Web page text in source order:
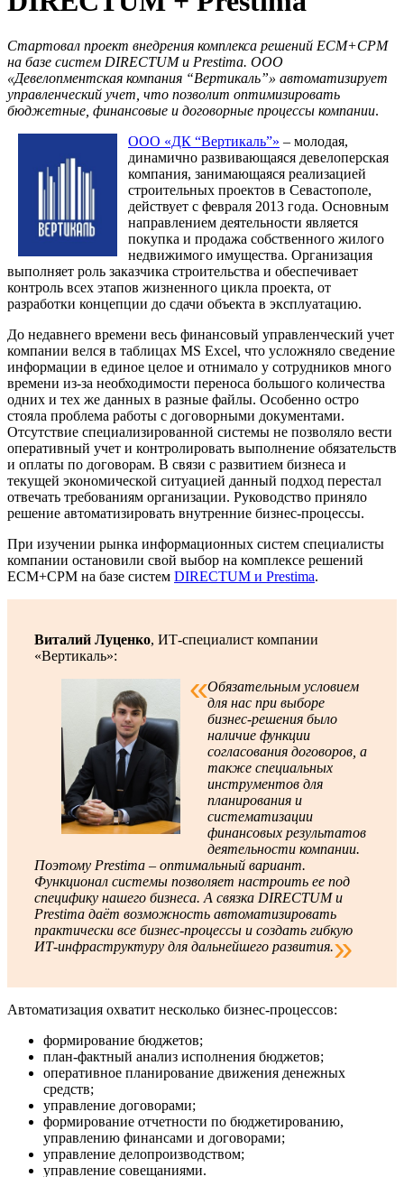
Cтартовал проект внедрения комплекса решений ECM+CPM
на базе систем DIRECTUM и Prestima. ООО
«Девелопментская компания “Вертикаль”» автоматизирует
управленческий учет, что позволит оптимизировать
бюджетные, финансовые и договорные процессы компании.
ООО «ДК “Вертикаль”» – молодая,
динамично развивающаяся девелоперская
компания, занимающаяся реализацией
строительных проектов в Севастополе,
действует с февраля 2013 года. Основным
направлением деятельности является
покупка и продажа собственного жилого
недвижимого имущества. Организация
выполняет роль заказчика строительства и обеспечивает
контроль всех этапов жизненного цикла проекта, от
разработки концепции до сдачи объекта в эксплуатацию.
До недавнего времени весь финансовый управленческий учет
компании велся в таблицах MS Excel, что усложняло сведение
информации в единое целое и отнимало у сотрудников много
времени из-за необходимости переноса большого количества
одних и тех же данных в разные файлы. Особенно остро
стояла проблема работы с договорными документами.
Отсутствие специализированной системы не позволяло вести
оперативный учет и контролировать выполнение обязательств
и оплаты по договорам. В связи с развитием бизнеса и
текущей экономической ситуацией данный подход перестал
отвечать требованиям организации. Руководство приняло
решение автоматизировать внутренние бизнес-процессы.
При изучении рынка информационных систем специалисты
компании остановили свой выбор на комплексе решений
ECM+CPM на базе систем DIRECTUM и Prestima.
Виталий Луценко, ИТ-специалист компании
«Вертикаль»:
Обязательным условием
для нас при выборе
бизнес-решения было
наличие функции
согласования договоров, а
также специальных
инструментов для
планирования и
систематизации
финансовых результатов
деятельности компании.
Поэтому Prestima – оптимальный вариант.
Функционал системы позволяет настроить ее под
специфику нашего бизнеса. А связка DIRECTUM и
Prestima даёт возможность автоматизировать
практически все бизнес-процессы и создать гибкую
ИТ-инфраструктуру для дальнейшего развития.
Автоматизация охватит несколько бизнес-процессов:
формирование бюджетов;
план-фактный анализ исполнения бюджетов;
оперативное планирование движения денежных
средств;
управление договорами;
формирование отчетности по бюджетированию,
управлению финансами и договорами;
управление делопроизводством;
управление совещаниями.